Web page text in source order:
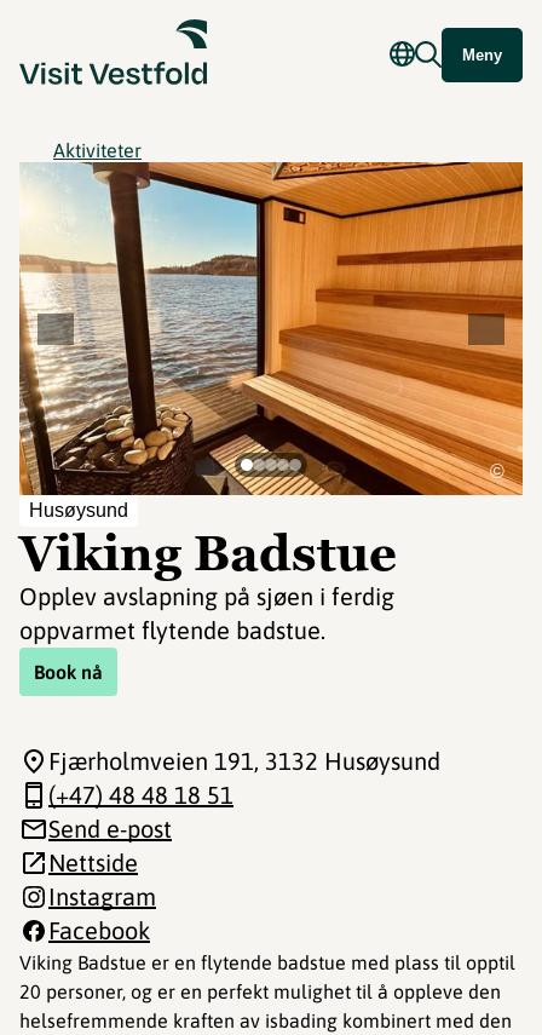
Meny
Aktiviteter
Husøysund
Viking Badstue
Opplev avslapning på sjøen i ferdig
oppvarmet flytende badstue.
Book nå
©
Viking Badstue er en flytende badstue med plass til opptil
20 personer, og er en perfekt mulighet til å oppleve den
helsefremmende kraften av isbading kombinert med den
Fjærholmveien 191, 3132 Husøysund
(+47) 48 48 18 51
Send e-post
Nettside
Instagram
Facebook